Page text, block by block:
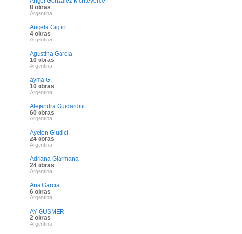
8 obras
Argentina
Angela Giglio
4 obras
Argentina
Agustina García
10 obras
Argentina
ayma G.
10 obras
Argentina
Alejandra Guidardini
60 obras
Argentina
Ayelen Giudici
24 obras
Argentina
Adriana Giarmana
24 obras
Argentina
Ana Garcia
6 obras
Argentina
AY GUSMER
2 obras
Argentina